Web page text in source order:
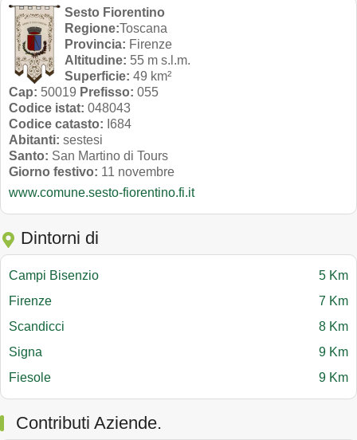
Sesto Fiorentino
Regione:Toscana
Provincia: Firenze
Altitudine: 55 m s.l.m.
Superficie: 49 km²
Cap: 50019 Prefisso: 055
Codice istat: 048043
Codice catasto: I684
Abitanti: sestesi
Santo: San Martino di Tours
Giorno festivo: 11 novembre
www.comune.sesto-fiorentino.fi.it
Dintorni di
Campi Bisenzio
5 Km
Firenze
7 Km
Scandicci
8 Km
Signa
9 Km
Fiesole
9 Km
Contributi Aziende.